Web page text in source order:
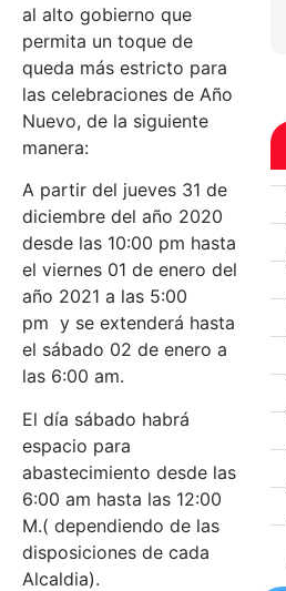
al alto gobierno que
permita un toque de
queda más estricto para
las celebraciones de Año
Nuevo, de la siguiente
manera:
A partir del jueves 31 de
diciembre del año 2020
desde las 10:00 pm hasta
el viernes 01 de enero del
año 2021 a las 5:00
pm y se extenderá hasta
el sábado 02 de enero a
las 6:00 am.
El día sábado habrá
espacio para
abastecimiento desde las
6:00 am hasta las 12:00
M.( dependiendo de las
disposiciones de cada
Alcaldia).